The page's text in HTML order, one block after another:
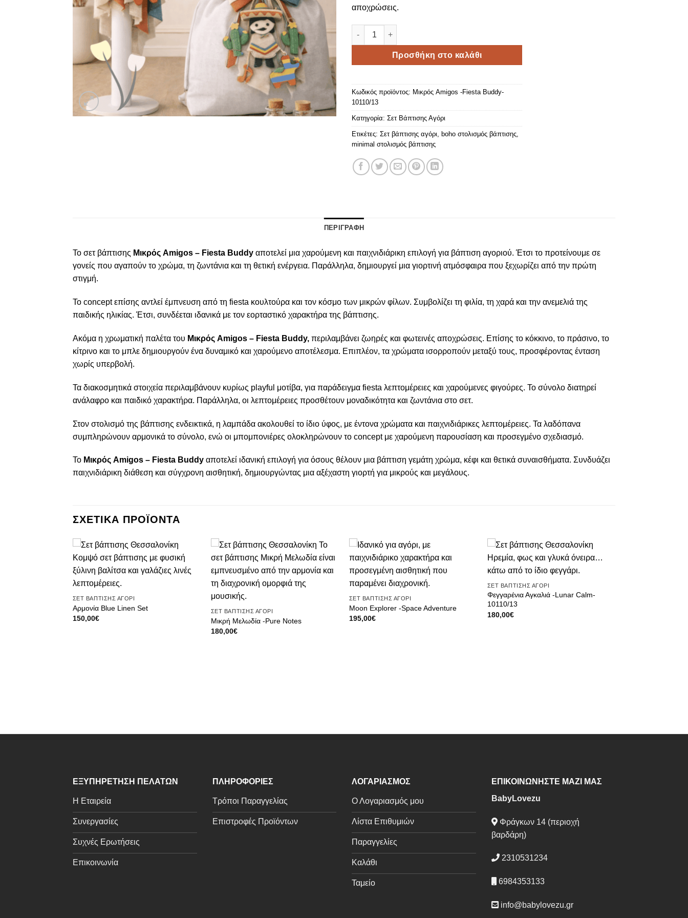
αποχρώσεις.
Μικρός Amigos -Fiesta Buddy- 10110/13 ποσότητα
Προσθήκη στο καλάθι
Κωδικός προϊόντος: Μικρός Amigos -Fiesta Buddy-
10110/13
Κατηγορία: Σετ Βάπτισης Αγόρι
Ετικέτες: Σετ βάπτισης αγόρι boho στολισμός βάπτισης
minimal στολισμός βάπτισης
ΠΕΡΙΓΡΑΦΗ
Το σετ βάπτισης Μικρός Amigos – Fiesta Buddy αποτελεί μια χαρούμενη και παιχνιδιάρικη επιλογή για βάπτιση αγοριού. Έτσι το προτείνουμε σε
γονείς που αγαπούν το χρώμα, τη ζωντάνια και τη θετική ενέργεια. Παράλληλα, δημιουργεί μια γιορτινή ατμόσφαιρα που ξεχωρίζει από την πρώτη
στιγμή.
Το concept επίσης αντλεί έμπνευση από τη fiesta κουλτούρα και τον κόσμο των μικρών φίλων. Συμβολίζει τη φιλία, τη χαρά και την ανεμελιά της
παιδικής ηλικίας. Έτσι, συνδέεται ιδανικά με τον εορταστικό χαρακτήρα της βάπτισης.
Ακόμα η χρωματική παλέτα του Μικρός Amigos – Fiesta Buddy, περιλαμβάνει ζωηρές και φωτεινές αποχρώσεις. Επίσης το κόκκινο, το πράσινο, το
κίτρινο και το μπλε δημιουργούν ένα δυναμικό και χαρούμενο αποτέλεσμα. Επιπλέον, τα χρώματα ισορροπούν μεταξύ τους, προσφέροντας ένταση
χωρίς υπερβολή.
Τα διακοσμητικά στοιχεία περιλαμβάνουν κυρίως playful μοτίβα, για παράδειγμα fiesta λεπτομέρειες και χαρούμενες φιγούρες. Το σύνολο διατηρεί
ανάλαφρο και παιδικό χαρακτήρα. Παράλληλα, οι λεπτομέρειες προσθέτουν μοναδικότητα και ζωντάνια στο σετ.
Στον στολισμό της βάπτισης ενδεικτικά, η λαμπάδα ακολουθεί το ίδιο ύφος, με έντονα χρώματα και παιχνιδιάρικες λεπτομέρειες. Τα λαδόπανα
συμπληρώνουν αρμονικά το σύνολο, ενώ οι μπομπονιέρες ολοκληρώνουν το concept με χαρούμενη παρουσίαση και προσεγμένο σχεδιασμό.
Το Μικρός Amigos – Fiesta Buddy αποτελεί ιδανική επιλογή για όσους θέλουν μια βάπτιση γεμάτη χρώμα, κέφι και θετικά συναισθήματα. Συνδυάζει
παιχνιδιάρικη διάθεση και σύγχρονη αισθητική, δημιουργώντας μια αξέχαστη γιορτή για μικρούς και μεγάλους.
ΣΧΕΤΙΚΑ ΠΡΟΪΟΝΤΑ
Πρόσθήκη
στην λίστα
ΣΕΤ ΒΑΠΤΙΣΗΣ ΑΓΟΡΙ
Αρμονία Blue Linen Set
150,00€
Πρόσθήκη
στην λίστα
επιθυμιών
ΣΕΤ ΒΑΠΤΙΣΗΣ ΑΓΟΡΙ
Μικρή Μελωδία -Pure Notes
180,00€
στην λίστα
ΣΕΤ ΒΑΠΤΙΣΗΣ ΑΓΟΡΙ
Moon Explorer -Space Adventure
195,00€
στην λίστα
ΣΕΤ ΒΑΠΤΙΣΗΣ ΑΓΟΡΙ
Φεγγαρένια Αγκαλιά -Lunar Calm-
10110/13
180,00€
ΕΞΥΠΗΡΕΤΗΣΗ ΠΕΛΑΤΩΝ
Η Εταιρεία
Συνεργασίες
Συχνές Ερωτήσεις
Επικοινωνία
ΠΛΗΡΟΦΟΡΙΕΣ
Τρόποι Παραγγελίας
Επιστροφές Προϊόντων
ΛΟΓΑΡΙΑΣΜΟΣ
Ο Λογαριασμός μου
Λίστα Επιθυμιών
Παραγγελίες
Καλάθι
Ταμείο
ΕΠΙΚΟΙΝΩΝΗΣΤΕ ΜΑΖΙ ΜΑΣ
BabyLovezu
Φράγκων 14 (περιοχή
βαρδάρη)
2310531234
6984353133
info@babylovezu.gr